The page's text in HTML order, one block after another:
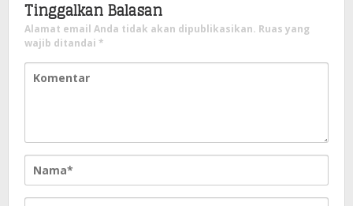
Tinggalkan Balasan
Alamat email Anda tidak akan dipublikasikan. Ruas yang
wajib ditandai *